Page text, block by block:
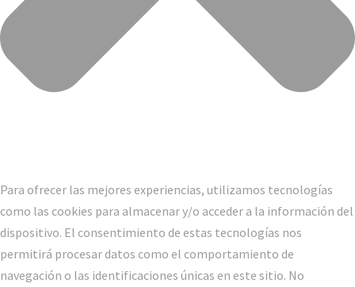
Para ofrecer las mejores experiencias, utilizamos tecnologías
como las cookies para almacenar y/o acceder a la información del
dispositivo. El consentimiento de estas tecnologías nos
permitirá procesar datos como el comportamiento de
navegación o las identificaciones únicas en este sitio. No